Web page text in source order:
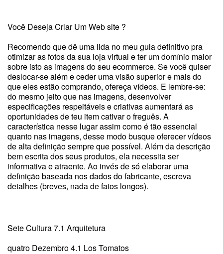
Você Deseja Criar Um Web site ?
Recomendo que dê uma lida no meu guia definitivo pra
otimizar as fotos da sua loja virtual e ter um domínio maior
sobre isto as imagens do seu ecommerce. Se você quiser
deslocar-se além e ceder uma visão superior e mais do
que eles estão comprando, ofereça vídeos. E lembre-se:
do mesmo jeito que nas imagens, desenvolver
especificações respeitáveis e criativas aumentará as
oportunidades de teu item cativar o freguês. A
característica nesse lugar assim como é tão essencial
quanto nas imagens, desse modo busque oferecer vídeos
de alta definição sempre que possível. Além da descrição
bem escrita dos seus produtos, ela necessita ser
informativa e atraente. Ao invés de só elaborar uma
definição baseada nos dados do fabricante, escreva
detalhes (breves, nada de fatos longos).
Sete Cultura 7.1 Arquitetura
quatro Dezembro 4.1 Los Tomatos